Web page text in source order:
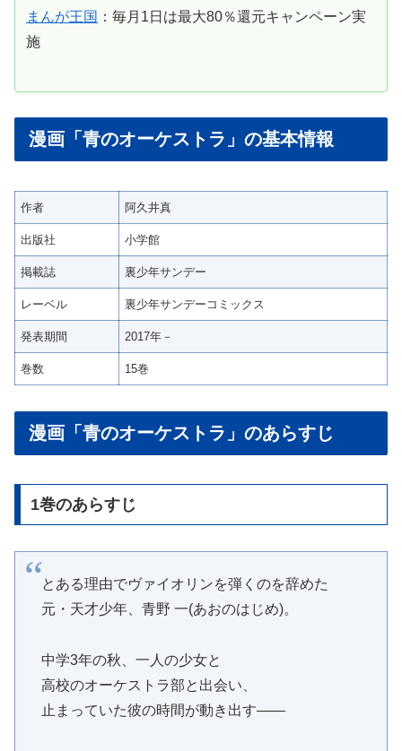
まんが王国 ：毎月1日は最大80％還元キャンペーン実
施
漫画「青のオーケストラ」の基本情報
作者 阿久井真
出版社 小学館
掲載誌 裏少年サンデー
レーベル 裏少年サンデーコミックス
発表期間 2017年－
巻数 15巻
漫画「青のオーケストラ」のあらすじ
1巻のあらすじ
とある理由でヴァイオリンを弾くのを辞めた
元・天才少年、青野 一(あおのはじめ)。
中学3年の秋、一人の少女と
高校のオーケストラ部と出会い、
止まっていた彼の時間が動き出す――